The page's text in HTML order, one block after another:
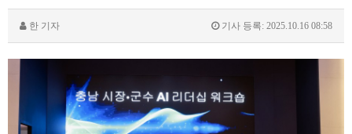
한 기자 기사 등록: 2025.10.16 08:58